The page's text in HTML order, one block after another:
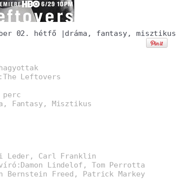
02. hétfő |dráma , fantasy, misztikus
Leftovers
perc
Fantasy, Misztikus
Leder, Carl Franklin
Lindelof, Tom Perrotta
Bernstein Freed, Patrick Markey